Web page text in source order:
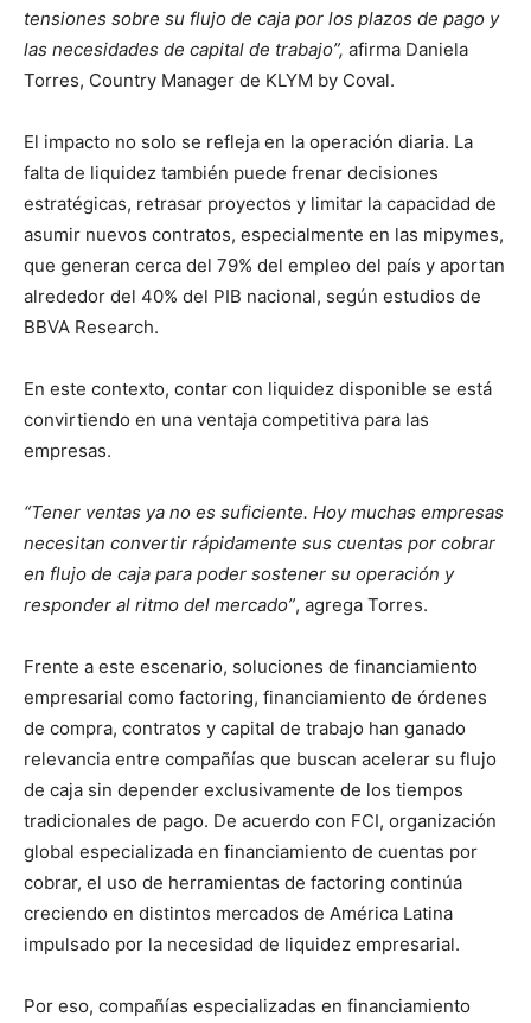
tensiones sobre su flujo de caja por los plazos de pago y
las necesidades de capital de trabajo”, afirma Daniela
Torres, Country Manager de KLYM by Coval.
El impacto no solo se refleja en la operación diaria. La
falta de liquidez también puede frenar decisiones
estratégicas, retrasar proyectos y limitar la capacidad de
asumir nuevos contratos, especialmente en las mipymes,
que generan cerca del 79% del empleo del país y aportan
alrededor del 40% del PIB nacional, según estudios de
BBVA Research.
En este contexto, contar con liquidez disponible se está
convirtiendo en una ventaja competitiva para las
empresas.
“Tener ventas ya no es suficiente. Hoy muchas empresas
necesitan convertir rápidamente sus cuentas por cobrar
en flujo de caja para poder sostener su operación y
responder al ritmo del mercado”, agrega Torres.
Frente a este escenario, soluciones de financiamiento
empresarial como factoring, financiamiento de órdenes
de compra, contratos y capital de trabajo han ganado
relevancia entre compañías que buscan acelerar su flujo
de caja sin depender exclusivamente de los tiempos
tradicionales de pago. De acuerdo con FCI, organización
global especializada en financiamiento de cuentas por
cobrar, el uso de herramientas de factoring continúa
creciendo en distintos mercados de América Latina
impulsado por la necesidad de liquidez empresarial.
Por eso, compañías especializadas en financiamiento